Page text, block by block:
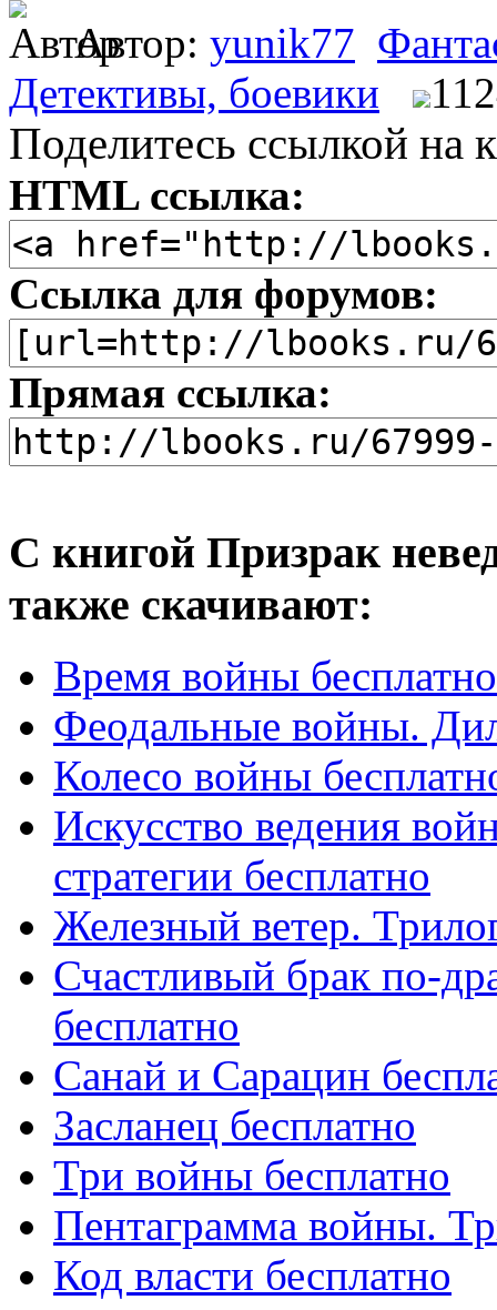
Автор: yunik77
Детективы, боевики
Поделитесь ссылкой на
HTML ссылка:
Ссылка для форумов:
Прямая ссылка:
С книгой Призрак
также скачивают:
Время войны бесплатно
Феодальные войны.
Колесо войны
Искусство ведения
стратегии бесплатно
Железный ветер.
Счастливый брак по-
бесплатно
Санай и Сарацин
Засланец бесплатно
Три войны бесплатно
Пентаграмма войны.
Код власти бесплатно